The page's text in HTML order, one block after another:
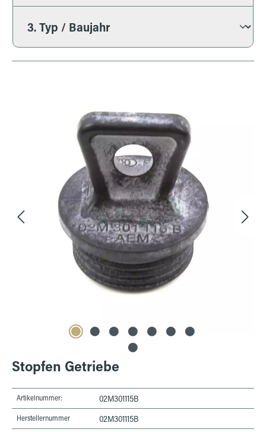
Stopfen Getriebe
Artikelnummer: 02M301115B
Herstellernummer 02M301115B